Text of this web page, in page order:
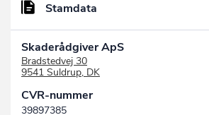
Stamdata
Skaderådgiver ApS
Bradstedvej 30
9541 Suldrup, DK
CVR-nummer
39897385